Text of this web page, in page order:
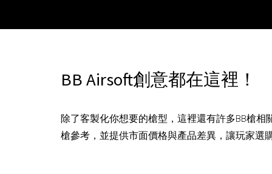
BB Airsoft創意都在這裡！
除了客製化你想要的槍型，這裡還有許多BB槍
槍參考，並提供市面價格與產品差異，讓玩家選